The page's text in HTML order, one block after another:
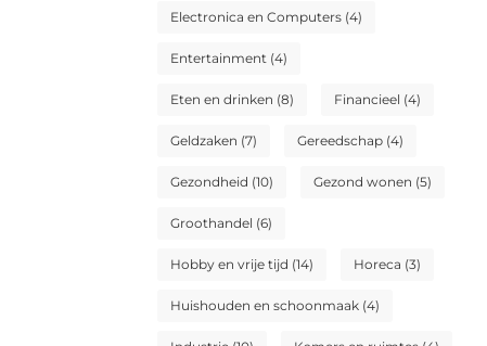
Electronica en Computers (4)
Entertainment (4)
Eten en drinken (8) Financieel (4)
Geldzaken (7) Gereedschap (4)
Gezondheid (10) Gezond wonen (5)
Groothandel (6)
Hobby en vrije tijd (14) Horeca (3)
Huishouden en schoonmaak (4)